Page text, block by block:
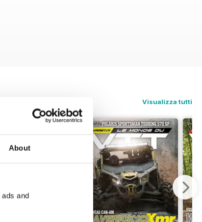
About
and
Visualizza tutti